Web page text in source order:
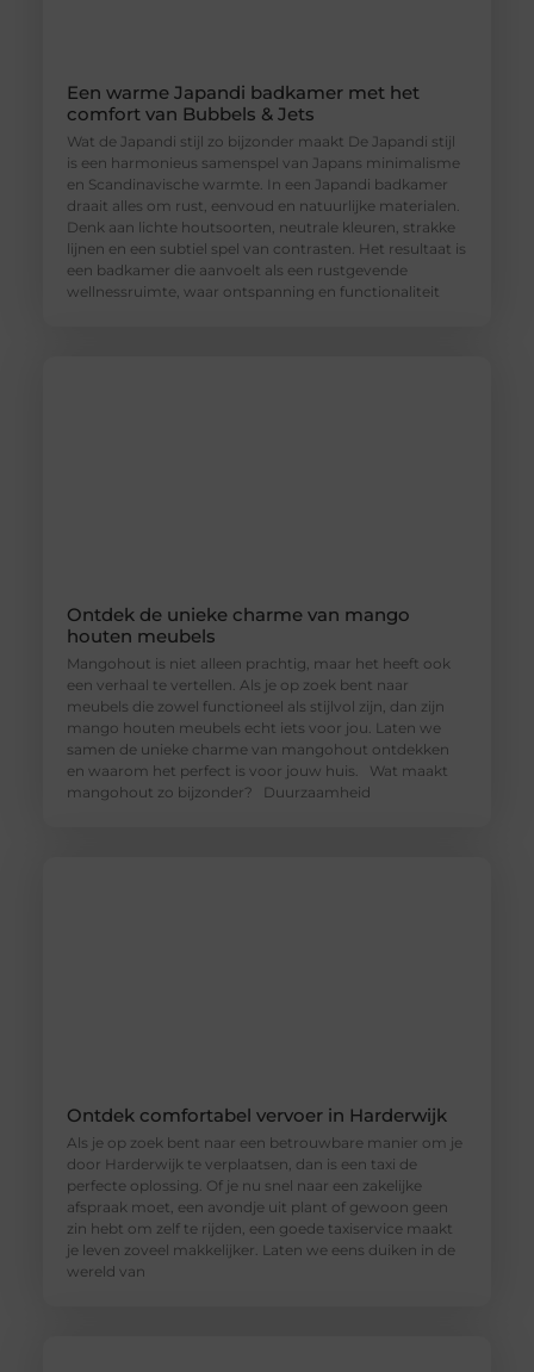
Een warme Japandi badkamer met het
comfort van Bubbels & Jets
Wat de Japandi stijl zo bijzonder maakt De Japandi stijl
is een harmonieus samenspel van Japans minimalisme
en Scandinavische warmte. In een Japandi badkamer
draait alles om rust, eenvoud en natuurlijke materialen.
Denk aan lichte houtsoorten, neutrale kleuren, strakke
lijnen en een subtiel spel van contrasten. Het resultaat is
een badkamer die aanvoelt als een rustgevende
wellnessruimte, waar ontspanning en functionaliteit
Ontdek de unieke charme van mango
houten meubels
Mangohout is niet alleen prachtig, maar het heeft ook
een verhaal te vertellen. Als je op zoek bent naar
meubels die zowel functioneel als stijlvol zijn, dan zijn
mango houten meubels echt iets voor jou. Laten we
samen de unieke charme van mangohout ontdekken
en waarom het perfect is voor jouw huis. Wat maakt
mangohout zo bijzonder? Duurzaamheid
Ontdek comfortabel vervoer in Harderwijk
Als je op zoek bent naar een betrouwbare manier om je
door Harderwijk te verplaatsen, dan is een taxi de
perfecte oplossing. Of je nu snel naar een zakelijke
afspraak moet, een avondje uit plant of gewoon geen
zin hebt om zelf te rijden, een goede taxiservice maakt
je leven zoveel makkelijker. Laten we eens duiken in de
wereld van